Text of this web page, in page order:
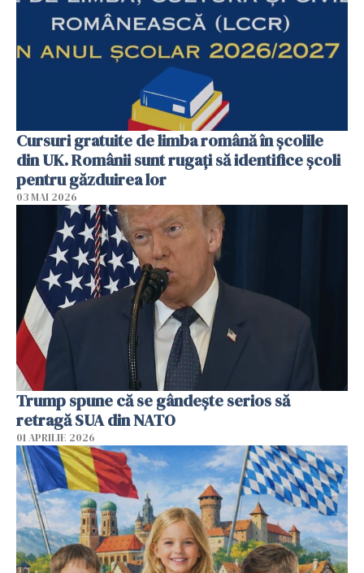
Cursuri gratuite de limba română în școlile
din UK. Românii sunt rugați să identifice școli
pentru găzduirea lor
03 MAI 2026
Trump spune că se gândeşte serios să
retragă SUA din NATO
01 APRILIE 2026